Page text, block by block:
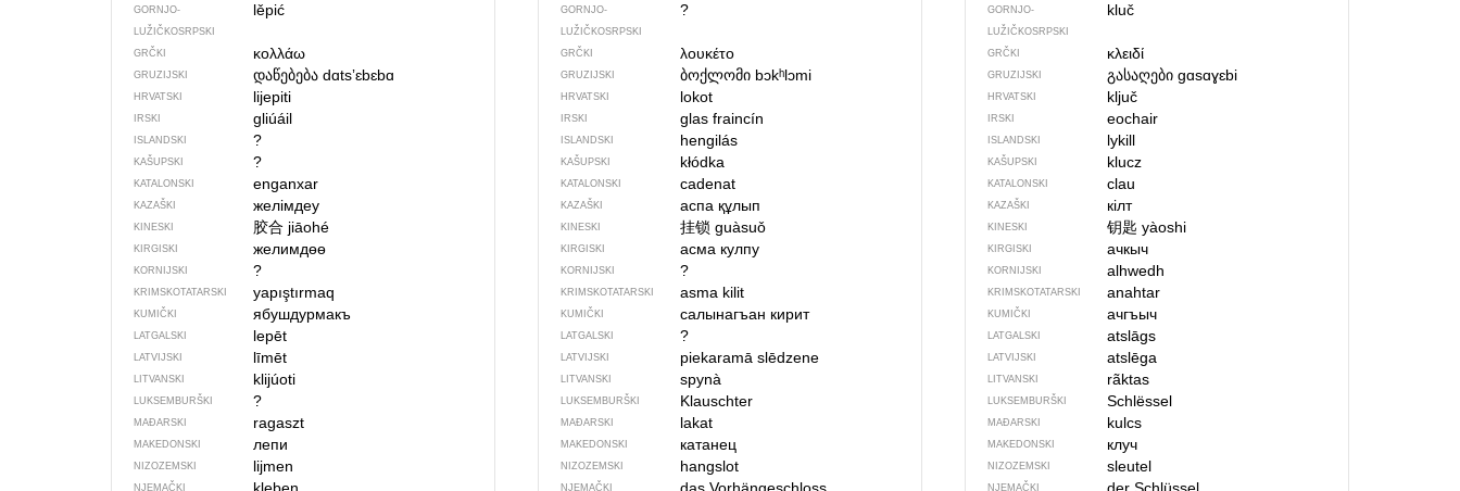
GORNJO­
LUŽIČKOSRPSKI
lěpić
GRČKI κολλάω
GRUZIJSKI დაწებება dɑtsʼɛbɛbɑ
HRVATSKI lijepiti
IRSKI gliúáil
ISLANDSKI ?
KAŠUPSKI ?
KATALONSKI enganxar
KAZAŠKI желімдеу
KINESKI 胶合 jiāohé
KIRGISKI желимдөө
KORNIJSKI ?
KRIMSKOTATARSKI yapıştırmaq
KUMIČKI ябушдурмакъ
LATGALSKI lepēt
LATVIJSKI līmēt
LITVANSKI klijúoti
LUKSEMBURŠKI ?
MAĐARSKI ragaszt
MAKEDONSKI лепи
NIZOZEMSKI lijmen
NJEMAČKI
GORNJO­
LUŽIČKOSRPSKI
?
GRČKI λουκέτο
GRUZIJSKI ბოქლომი bɔkʰlɔmi
HRVATSKI lokot
IRSKI glas fraincín
ISLANDSKI hengilás
KAŠUPSKI kłódka
KATALONSKI cadenat
KAZAŠKI аспа құлып
KINESKI 挂锁 guàsuǒ
KIRGISKI асма кулпу
KORNIJSKI ?
KRIMSKOTATARSKI asma kilit
KUMIČKI салынагъан кирит
LATGALSKI ?
LATVIJSKI piekaramā slēdzene
LITVANSKI spynà
LUKSEMBURŠKI Klauschter
MAĐARSKI lakat
MAKEDONSKI катанец
NIZOZEMSKI hangslot
NJEMAČKI
GORNJO­
LUŽIČKOSRPSKI
kluč
GRČKI κλειδί
GRUZIJSKI გასაღებიgɑsɑɣɛbi
HRVATSKI ključ
IRSKI eochair
ISLANDSKI lykill
KAŠUPSKI klucz
KATALONSKI clau
KAZAŠKI кілт
KINESKI 钥匙yàoshi
KIRGISKI ачкыч
KORNIJSKI alhwedh
KRIMSKOTATARSKI anahtar
KUMIČKI ачгъыч
LATGALSKI atslāgs
LATVIJSKI atslēga
LITVANSKI rãktas
LUKSEMBURŠKI Schlëssel
MAĐARSKI kulcs
MAKEDONSKI клуч
NIZOZEMSKI sleutel
NJEMAČKI